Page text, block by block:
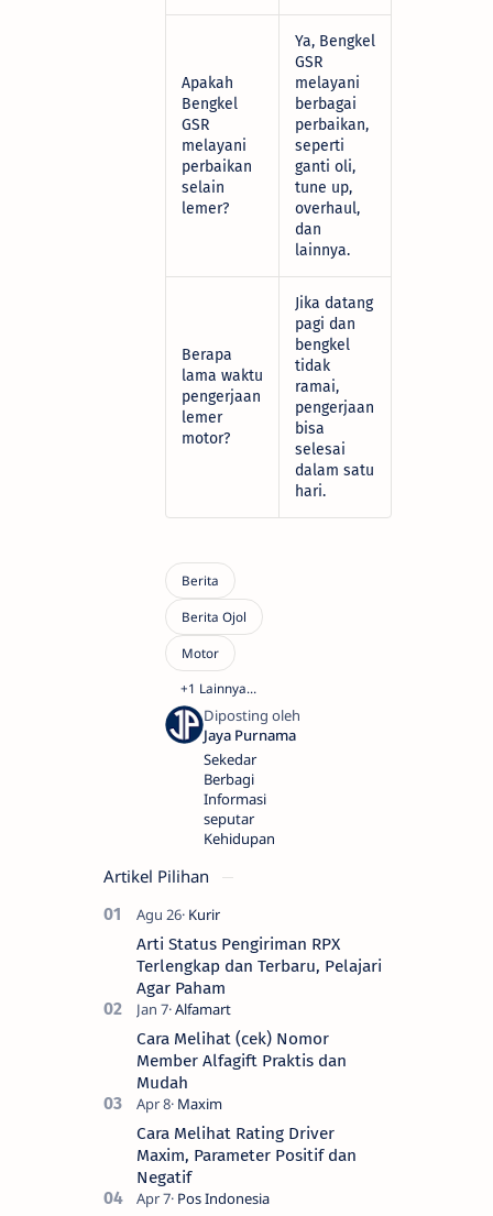
Apakah
Bengkel
GSR
melayani
perbaikan
selain
lemer?
Ya, Bengkel
GSR
melayani
berbagai
perbaikan,
seperti
ganti oli,
tune up,
overhaul,
dan
lainnya.
Berapa
lama waktu
pengerjaan
lemer
motor?
Jika datang
pagi dan
bengkel
tidak
ramai,
pengerjaan
bisa
selesai
dalam satu
hari.
Sekedar
Berbagi
Informasi
seputar
Kehidupan
Artikel Pilihan
Arti Status Pengiriman RPX
Terlengkap dan Terbaru, Pelajari
Agar Paham
Cara Melihat (cek) Nomor
Member Alfagift Praktis dan
Mudah
Cara Melihat Rating Driver
Maxim, Parameter Positif dan
Negatif